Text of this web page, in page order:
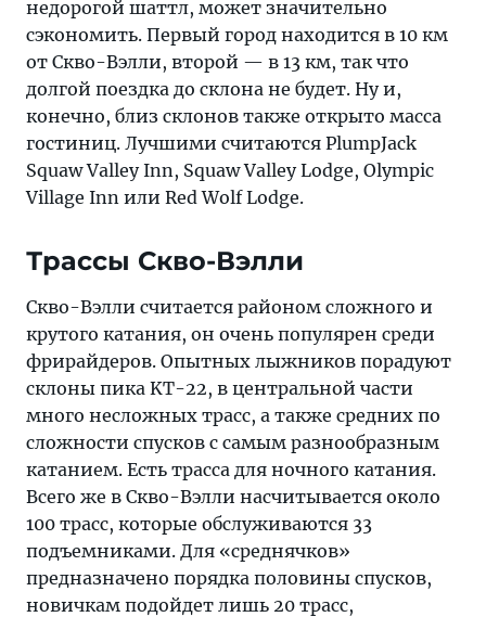
недорогой шаттл, может значительно
сэкономить. Первый город находится в 10 км
от Скво-Вэлли, второй — в 13 км, так что
долгой поездка до склона не будет. Ну и,
конечно, близ склонов также открыто масса
гостиниц. Лучшими считаются PlumpJack
Squaw Valley Inn, Squaw Valley Lodge, Olympic
Village Inn или Red Wolf Lodge.
Трассы Скво-Вэлли
Скво-Вэлли считается районом сложного и
крутого катания, он очень популярен среди
фрирайдеров. Опытных лыжников порадуют
склоны пика KT-22, в центральной части
много несложных трасс, а также средних по
сложности спусков с самым разнообразным
катанием. Есть трасса для ночного катания.
Всего же в Скво-Вэлли насчитывается около
100 трасс, которые обслуживаются 33
подъемниками. Для «среднячков»
предназначено порядка половины спусков,
новичкам подойдет лишь 20 трасс,